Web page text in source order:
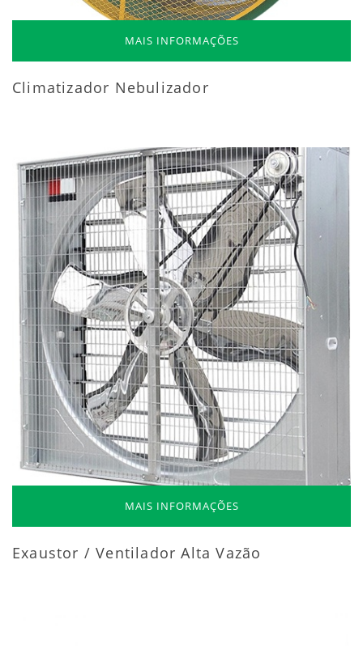
MAIS INFORMAÇÕES
Climatizador Nebulizador
MAIS INFORMAÇÕES
Exaustor / Ventilador Alta Vazão